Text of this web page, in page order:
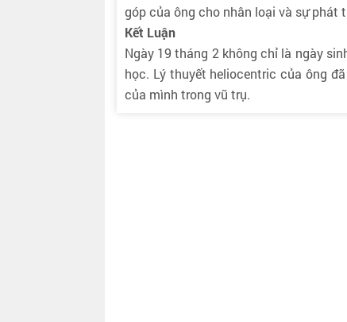
góp của ông cho nhân loại và sự phát
Kết Luận
Ngày 19 tháng 2 không chỉ là ngày
học. Lý thuyết heliocentric của ông
của mình trong vũ trụ.